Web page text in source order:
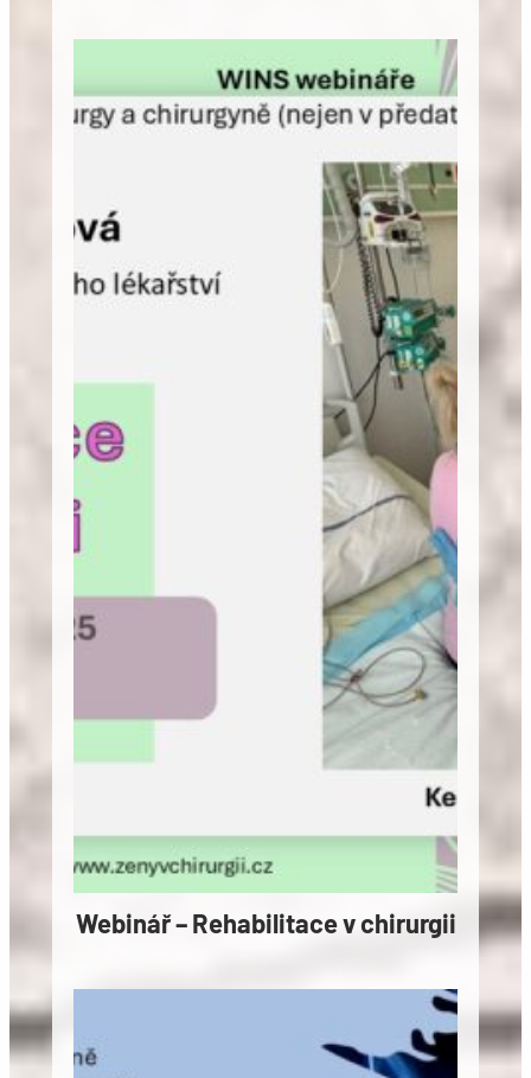
Webinář – Rehabilitace v chirurgii